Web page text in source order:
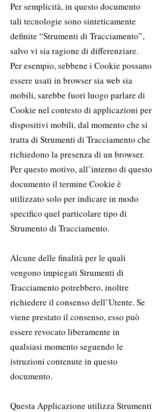
Per semplicità, in questo documento
tali tecnologie sono sinteticamente
definite “Strumenti di Tracciamento”,
salvo vi sia ragione di differenziare.
Per esempio, sebbene i Cookie possano
essere usati in browser sia web sia
mobili, sarebbe fuori luogo parlare di
Cookie nel contesto di applicazioni per
dispositivi mobili, dal momento che si
tratta di Strumenti di Tracciamento che
richiedono la presenza di un browser.
Per questo motivo, all’interno di questo
documento il termine Cookie è
utilizzato solo per indicare in modo
specifico quel particolare tipo di
Strumento di Tracciamento.
Alcune delle finalità per le quali
vengono impiegati Strumenti di
Tracciamento potrebbero, inoltre
richiedere il consenso dell’Utente. Se
viene prestato il consenso, esso può
essere revocato liberamente in
qualsiasi momento seguendo le
istruzioni contenute in questo
documento.
Questa Applicazione utilizza Strumenti